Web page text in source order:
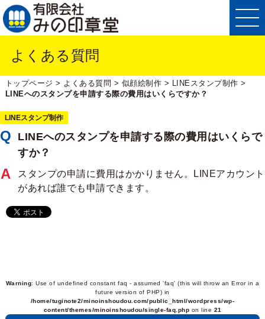
よくある質問
トップページ > よくある質問 > 似顔絵制作 > LINEスタンプ制作 >
LINEへのスタンプを申請する際の費用はいくらですか？
LINEスタンプ制作
LINEへのスタンプを申請する際の費用はいくらで
すか？
スタンプの申請に費用はかかりません。LINEアカウント
があれば誰でも申請できます。
Warning: Use of undefined constant faq - assumed 'faq' (this will throw an Error in a
future version of PHP) in
/home/tuginote2/minoinshoudou.com/public_html/wordpress/wp-
content/themes/minoinshoudou/single-faq.php on line 21